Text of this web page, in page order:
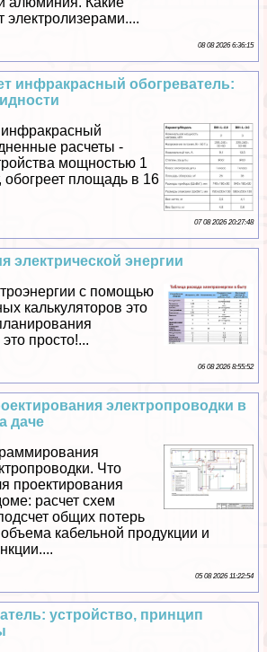
электролизерами....
08 08 2026 6:36:15
инфpaкрасный обогреватель:
инфpaкрасный
расчеты -
мощностью 1
обогреет площадь в 16
07 08 2026 20:27:48
электрической энергии
с помощью
калькуляторов это
просто!...
06 08 2026 8:55:52
электропроводки в
даче
Что
проектирования
расчет схем
общих потерь
кабельной продукции и
05 08 2026 11:22:54
устройство, принцип